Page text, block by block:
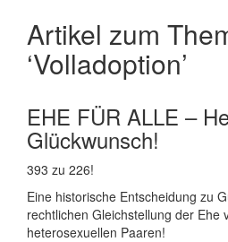
Artikel zum
‘Volladoption’
EHE FÜR ALLE –
Glückwunsch!
393 zu 226!
Eine historische Entscheidung zu
rechtlichen Gleichstellung der Ehe
heterosexuellen Paaren!